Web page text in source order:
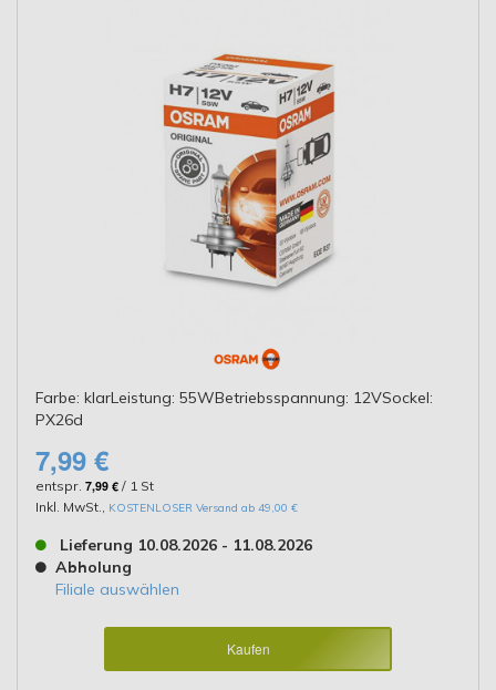
Farbe: klarLeistung: 55WBetriebsspannung: 12VSockel:
PX26d
7,99 €
entspr. 7,99 € / 1 St
Inkl. MwSt., KOSTENLOSER Versand ab 49,00 €
Lieferung 10.08.2026 - 11.08.2026
Abholung
Filiale auswählen
Kaufen